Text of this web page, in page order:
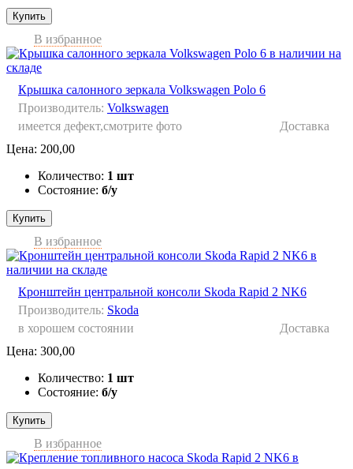
Купить
В избранное
Крышка салонного зеркала Volkswagen Polo 6
Производитель: Volkswagen
имеется дефект,смотрите фото
Доставка
Цена: 200,00
Количество: 1 шт
Состояние: б/у
Купить
В избранное
Кронштейн центральной консоли Skoda Rapid 2 NK6
Производитель: Skoda
в хорошем состоянии
Доставка
Цена: 300,00
Количество: 1 шт
Состояние: б/у
Купить
В избранное